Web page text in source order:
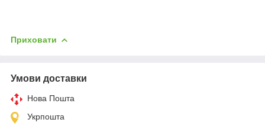
Приховати
Умови доставки
Нова Пошта
Укрпошта